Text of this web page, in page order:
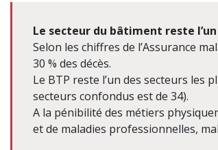
Le secteur du bâtiment reste
Selon les chiffres de l’Assurance
30 % des décès.
Le BTP reste l’un des secteurs les
secteurs confondus est de 34).
A la pénibilité des métiers
et de maladies professionnelles,